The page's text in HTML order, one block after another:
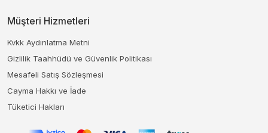
Müşteri Hizmetleri
Kvkk Aydınlatma Metni
Gizlilik Taahhüdü ve Güvenlik Politikası
Mesafeli Satış Sözleşmesi
Cayma Hakkı ve İade
Tüketici Hakları